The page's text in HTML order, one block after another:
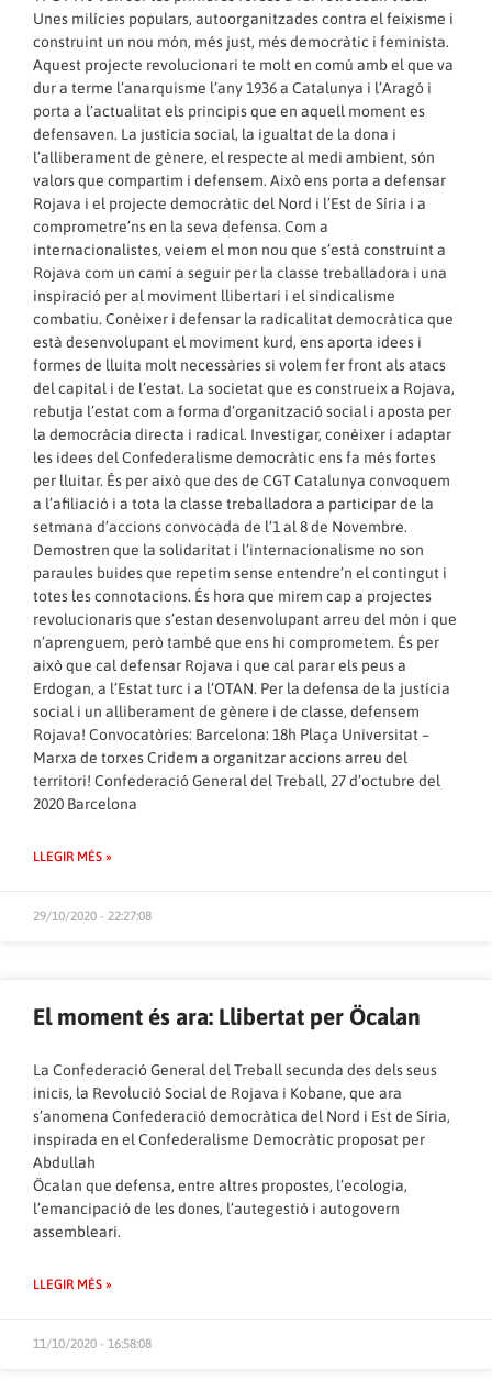
Unes milícies populars, autoorganitzades contra el feixisme i
construint un nou món, més just, més democràtic i feminista.
Aquest projecte revolucionari te molt en comú amb el que va
dur a terme l’anarquisme l’any 1936 a Catalunya i l’Aragó i
porta a l’actualitat els principis que en aquell moment es
defensaven. La justícia social, la igualtat de la dona i
l’alliberament de gènere, el respecte al medi ambient, són
valors que compartim i defensem. Això ens porta a defensar
Rojava i el projecte democràtic del Nord i l’Est de Síria i a
comprometre’ns en la seva defensa. Com a
internacionalistes, veiem el mon nou que s’està construint a
Rojava com un camí a seguir per la classe treballadora i una
inspiració per al moviment llibertari i el sindicalisme
combatiu. Conèixer i defensar la radicalitat democràtica que
està desenvolupant el moviment kurd, ens aporta idees i
formes de lluita molt necessàries si volem fer front als atacs
del capital i de l’estat. La societat que es construeix a Rojava,
rebutja l’estat com a forma d’organització social i aposta per
la democràcia directa i radical. Investigar, conèixer i adaptar
les idees del Confederalisme democràtic ens fa més fortes
per lluitar. És per això que des de CGT Catalunya convoquem
a l’afiliació i a tota la classe treballadora a participar de la
setmana d’accions convocada de l’1 al 8 de Novembre.
Demostren que la solidaritat i l’internacionalisme no son
paraules buides que repetim sense entendre’n el contingut i
totes les connotacions. És hora que mirem cap a projectes
revolucionaris que s’estan desenvolupant arreu del món i que
n’aprenguem, però també que ens hi comprometem. És per
això que cal defensar Rojava i que cal parar els peus a
Erdogan, a l’Estat turc i a l’OTAN. Per la defensa de la justícia
social i un alliberament de gènere i de classe, defensem
Rojava! Convocatòries: Barcelona: 18h Plaça Universitat –
Marxa de torxes Cridem a organitzar accions arreu del
territori! Confederació General del Treball, 27 d’octubre del
2020 Barcelona
LLEGIR MÉS »
29/10/2020 - 22:27:08
El moment és ara: Llibertat per Öcalan
La Confederació General del Treball secunda des dels seus
inicis, la Revolució Social de Rojava i Kobane, que ara
s’anomena Confederació democràtica del Nord i Est de Síria,
inspirada en el Confederalisme Democràtic proposat per
Abdullah
Öcalan que defensa, entre altres propostes, l’ecologia,
l’emancipació de les dones, l’autegestió i autogovern
assembleari.
LLEGIR MÉS »
11/10/2020 - 16:58:08